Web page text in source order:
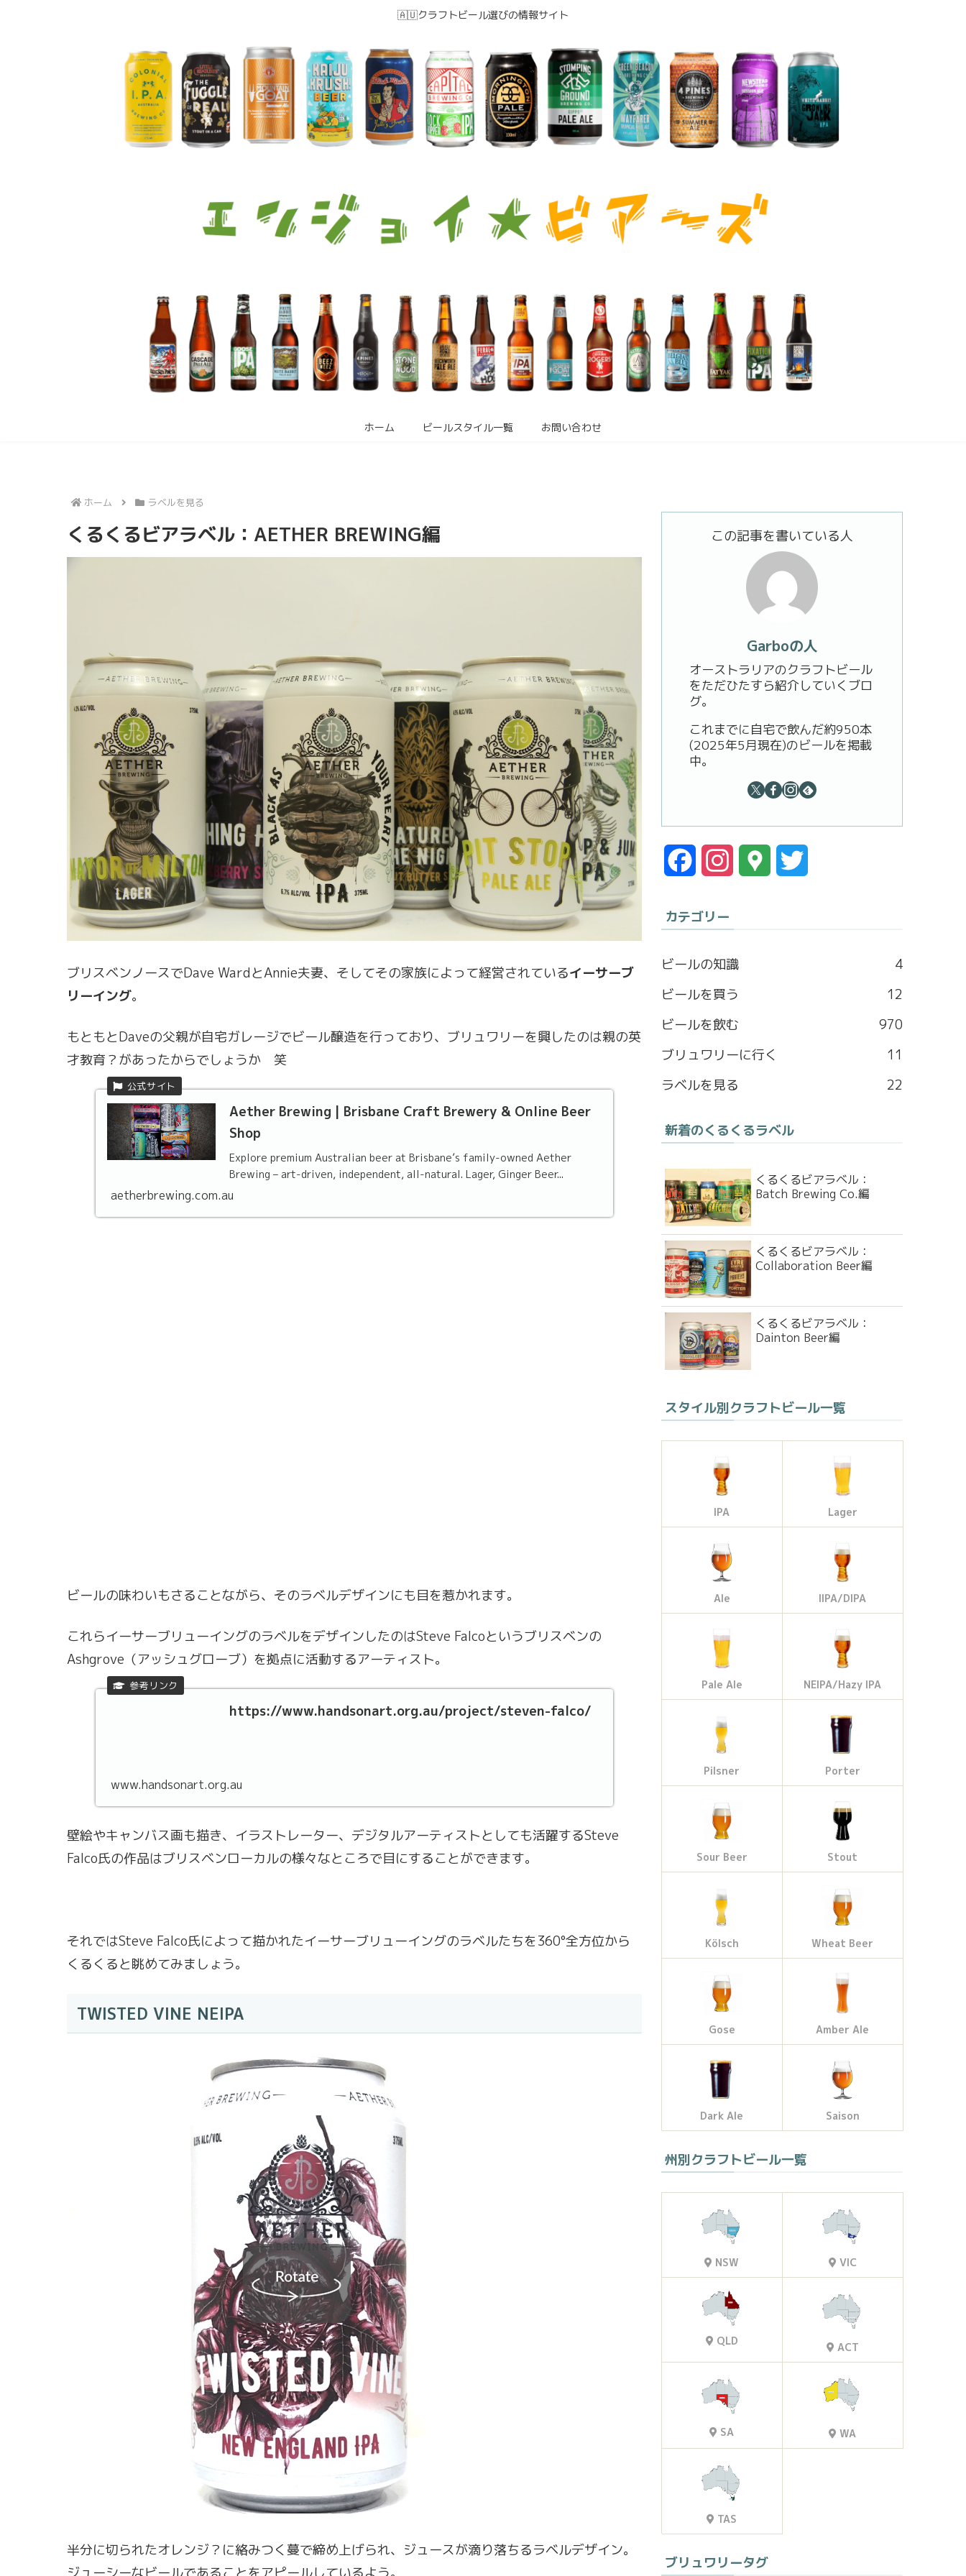
🇦🇺クラフトビール選びの情報サイト
ホーム ビールスタイル一覧 お問い合わせ
ホーム ラベルを見る
くるくるビアラベル：AETHER BREWING編
ブリスベンノースでDave WardとAnnie夫妻、そしてその家族によって経営されているイーサーブ
リーイング。
もともとDaveの父親が自宅ガレージでビール醸造を行っており、ブリュワリーを興したのは親の英
才教育？があったからでしょうか 笑
Aether Brewing | Brisbane Craft Brewery & Online Beer
Shop
Explore premium Australian beer at Brisbane’s family-owned Aether
Brewing – art-driven, independent, all-natural. Lager, Ginger Beer...
aetherbrewing.com.au
ビールの味わいもさることながら、そのラベルデザインにも目を惹かれます。
これらイーサーブリューイングのラベルをデザインしたのはSteve Falcoというブリスベンの
Ashgrove（アッシュグローブ）を拠点に活動するアーティスト。
https://www.handsonart.org.au/project/steven-falco/
www.handsonart.org.au
壁絵やキャンバス画も描き、イラストレーター、デジタルアーティストとしても活躍するSteve
Falco氏の作品はブリスベンローカルの様々なところで目にすることができます。
それではSteve Falco氏によって描かれたイーサーブリューイングのラベルたちを360°全方位から
くるくると眺めてみましょう。
TWISTED VINE NEIPA
半分に切られたオレンジ？に絡みつく蔓で締め上げられ、ジュースが滴り落ちるラベルデザイン。
この記事を書いている人
Garboの人
オーストラリアのクラフトビール
をただひたすら紹介していくブロ
グ。
これまでに自宅で飲んだ約950本
(2025年5月現在)のビールを掲載
中。
c
b
o
o
k
t
a
g
r
a
M
カテゴリー
ビールの知識
4
ビールを買う
12
ビールを飲む
970
ブリュワリーに行く
11
ラベルを見る
22
新着のくるくるラベル
くるくるビアラベル：
Batch Brewing Co.編
くるくるビアラベル：
Collaboration Beer編
くるくるビアラベル：
Dainton Beer編
スタイル別クラフトビール一覧
IPA Lager
Ale IIPA/DIPA
Pale Ale NEIPA/Hazy IPA
Pilsner Porter
Sour Beer Stout
Kölsch Wheat Beer
Gose Amber Ale
Dark Ale Saison
州別クラフトビール一覧
NSW VIC
QLD ACT
SA WA
TAS
ブリュワリータグ